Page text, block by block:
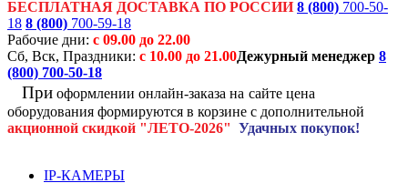
БЕСПЛАТНАЯ ДОСТАВКА ПО РОССИИ 8 (800) 700-50-
18 8 (800) 700-59-18
Рабочие дни: с 09.00 до 22.00
Сб, Вск, Праздники: с 10.00 до 21.00Дежурный менеджер 8
(800) 700-50-18
При оформлении онлайн-заказа на сайте цена
оборудования формируются в корзине с дополнительной
акционной скидкой "ЛЕТО-2026" Удачных покупок!
IP-КАМЕРЫ